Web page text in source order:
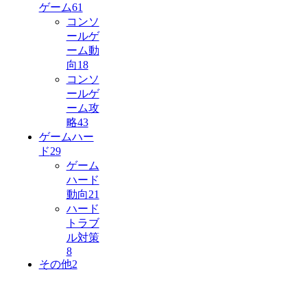
ゲーム61
コンソ
ールゲ
ーム動
向18
コンソ
ールゲ
ーム攻
略43
ゲームハー
ド29
ゲーム
ハード
動向21
ハード
トラブ
ル対策
8
その他2